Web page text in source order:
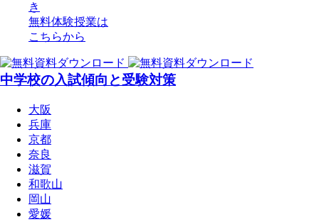
き
無料体験授業は
こちらから
中学校の入試傾向と受験対策
大阪
兵庫
京都
奈良
滋賀
和歌山
岡山
愛媛